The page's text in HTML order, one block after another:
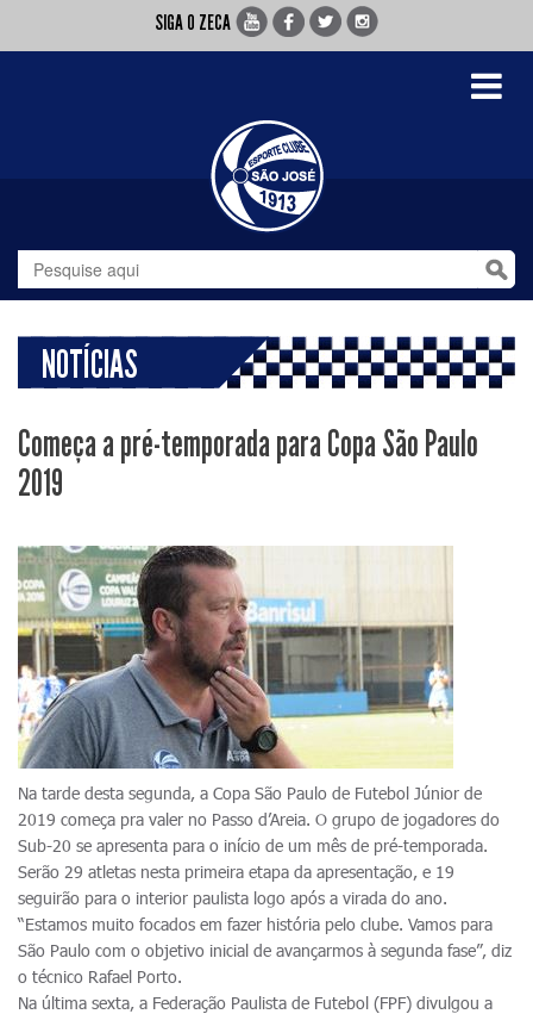
SIGA O ZECA
Toggle
NOTÍCIAS
Começa a pré-temporada para Copa São Paulo
2019
Na tarde desta segunda, a Copa São Paulo de Futebol Júnior de
2019 começa pra valer no Passo d’Areia. O grupo de jogadores do
Sub-20 se apresenta para o início de um mês de pré-temporada.
Serão 29 atletas nesta primeira etapa da apresentação, e 19
seguirão para o interior paulista logo após a virada do ano.
“Estamos muito focados em fazer história pelo clube. Vamos para
São Paulo com o objetivo inicial de avançarmos à segunda fase”, diz
o técnico Rafael Porto.
Na última sexta, a Federação Paulista de Futebol (FPF) divulgou a